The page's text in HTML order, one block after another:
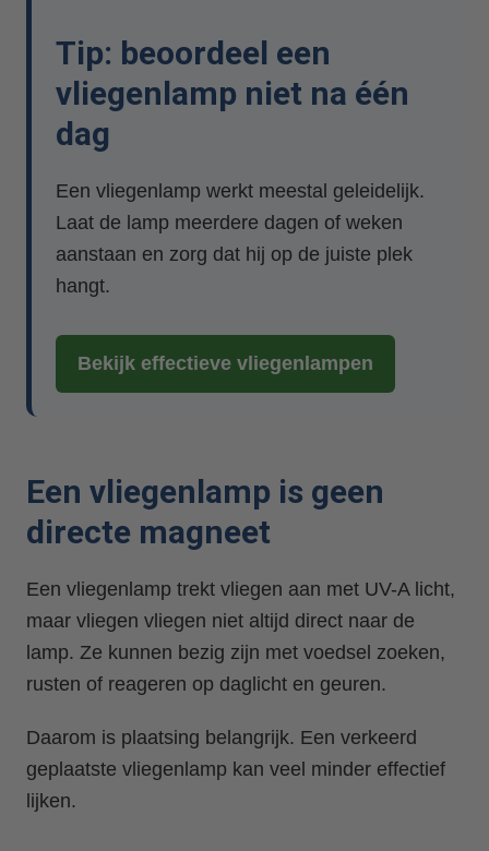
Tip: beoordeel een
vliegenlamp niet na één
dag
Een vliegenlamp werkt meestal geleidelijk.
Laat de lamp meerdere dagen of weken
aanstaan en zorg dat hij op de juiste plek
hangt.
Bekijk effectieve vliegenlampen
Een vliegenlamp is geen
directe magneet
Een vliegenlamp trekt vliegen aan met UV-A licht,
maar vliegen vliegen niet altijd direct naar de
lamp. Ze kunnen bezig zijn met voedsel zoeken,
rusten of reageren op daglicht en geuren.
Daarom is plaatsing belangrijk. Een verkeerd
geplaatste vliegenlamp kan veel minder effectief
lijken.